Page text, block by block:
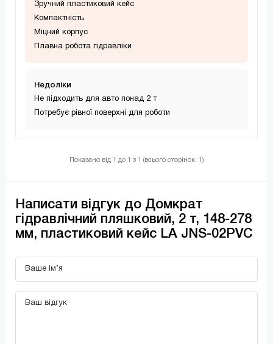
Зручний пластиковий кейс
Компактність
Міцний корпус
Плавна робота гідравліки
Недолiки
Не підходить для авто понад 2 т
Потребує рівної поверхні для роботи
Показано від 1 до 1 з 1 (всього сторінок: 1)
Написати відгук до Домкрат
гідравлічний пляшковий, 2 т, 148-278
мм, пластиковий кейс LA JNS-02PVC